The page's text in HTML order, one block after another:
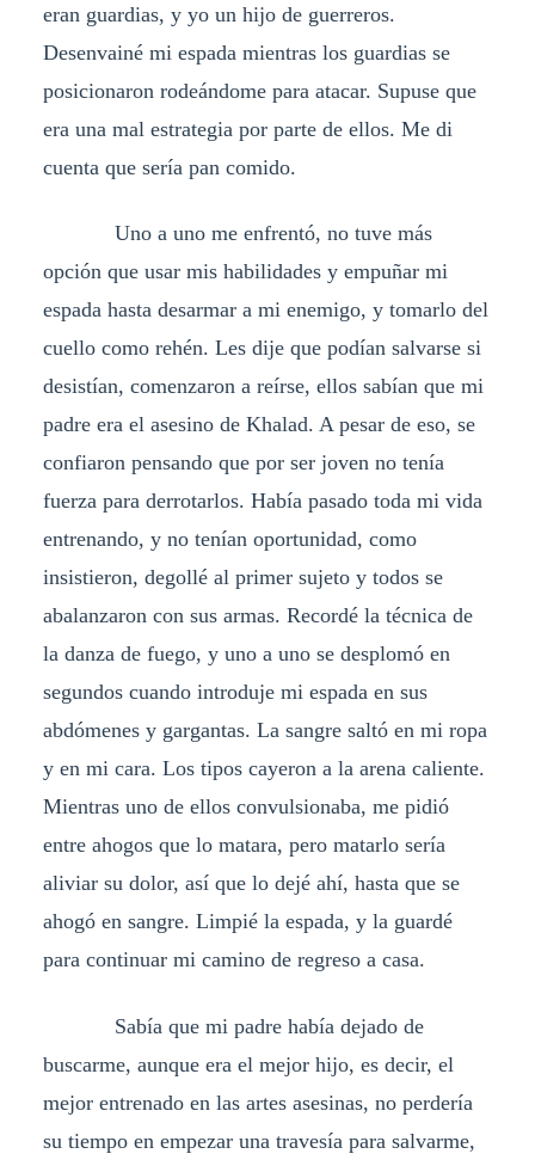
eran guardias, y yo un hijo de guerreros.
Desenvainé mi espada mientras los guardias se
posicionaron rodeándome para atacar. Supuse que
era una mal estrategia por parte de ellos. Me di
cuenta que sería pan comido.
Uno a uno me enfrentó, no tuve más
opción que usar mis habilidades y empuñar mi
espada hasta desarmar a mi enemigo, y tomarlo del
cuello como rehén. Les dije que podían salvarse si
desistían, comenzaron a reírse, ellos sabían que mi
padre era el asesino de Khalad. A pesar de eso, se
confiaron pensando que por ser joven no tenía
fuerza para derrotarlos. Había pasado toda mi vida
entrenando, y no tenían oportunidad, como
insistieron, degollé al primer sujeto y todos se
abalanzaron con sus armas. Recordé la técnica de
la danza de fuego, y uno a uno se desplomó en
segundos cuando introduje mi espada en sus
abdómenes y gargantas. La sangre saltó en mi ropa
y en mi cara. Los tipos cayeron a la arena caliente.
Mientras uno de ellos convulsionaba, me pidió
entre ahogos que lo matara, pero matarlo sería
aliviar su dolor, así que lo dejé ahí, hasta que se
ahogó en sangre. Limpié la espada, y la guardé
para continuar mi camino de regreso a casa.
Sabía que mi padre había dejado de
buscarme, aunque era el mejor hijo, es decir, el
mejor entrenado en las artes asesinas, no perdería
su tiempo en empezar una travesía para salvarme,